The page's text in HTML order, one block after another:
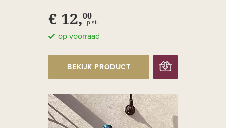
€ 12,00
p.st.
op voorraad
BEKIJK PRODUCT